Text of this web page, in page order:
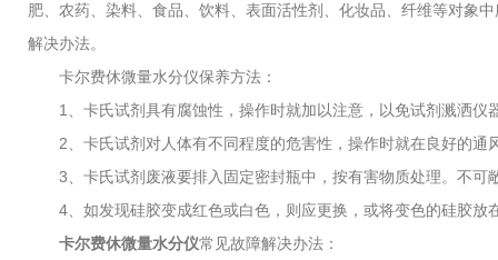
肥、农药、染料、食品、饮料、表面活性剂、化妆品、纤维等对象
解决办法。
卡尔费休微量水分仪保养方法：
1、卡氏试剂具有腐蚀性，操作时就加以注意，以免试剂溅洒仪
2、卡氏试剂对人体有不同程度的危害性，操作时就在良好的通
3、卡氏试剂废液要排入固定密封瓶中，按有害物质处理。不可
4、如发现硅胶变成红色或白色，则应更换，或将变色的硅胶放
卡尔费休微量水分仪常见故障解决办法：